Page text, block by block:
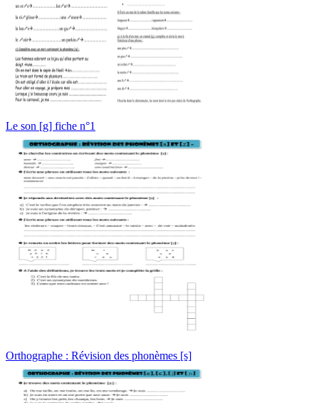
Le son [g] fiche n°1
Orthographe : Révision des phonèmes [s]